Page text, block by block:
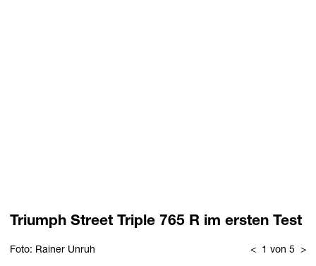
Triumph Street Triple 765 R im ersten Test
Foto: Rainer Unruh < 1 von 5 >